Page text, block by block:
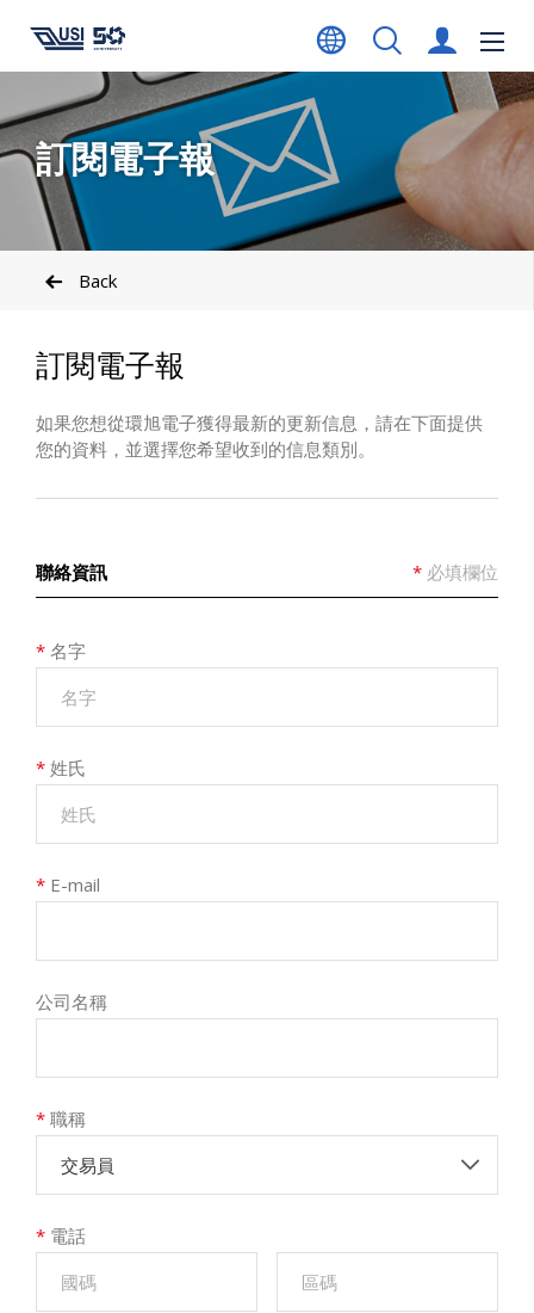
訂閱電子報
Back
訂閱電子報
如果您想從環旭電子獲得最新的更新信息，請在下面提供
您的資料，並選擇您希望收到的信息類別。
* 必填欄位
聯絡資訊
* 名字
* 姓氏
* E-mail
公司名稱
* 職稱
交易員
* 電話